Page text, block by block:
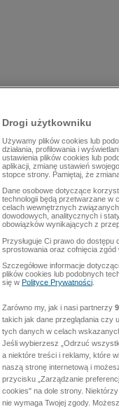
Drogi użytkowniku
Używamy plików cookies lub
działania, profilowania i
ustawienia plików cookies lub
aplikacji, zmianę ustawień
stopce strony. Pamiętaj, że
Dane osobowe dotyczące
technologii będą przetwarzane w
celach wewnętrznych
dowodowych, analitycznych i
obowiązków wynikających z
Przysługuje Ci prawo do
sprostowania oraz cofnięcia zgód
Szczegółowe informacje
plików cookies lub podobnych
się w Polityce Prywatności
Zarówno my, jak i nasi partnerzy
takich jak dane przeglądania czy
tych danych w celach
Jeśli wybierzesz „Odrzuć
a niektóre treści i reklamy, które
naszą stronę internetową i
przycisku „Zarządzanie
cookies" na dole strony.
nie wymaga Twojej zgody.